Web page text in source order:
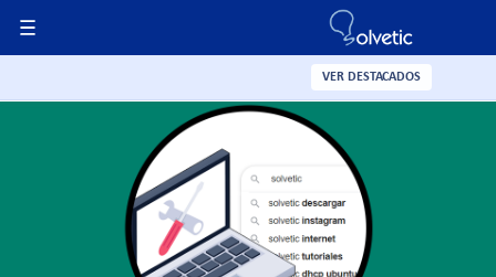
VER DESTACADOS